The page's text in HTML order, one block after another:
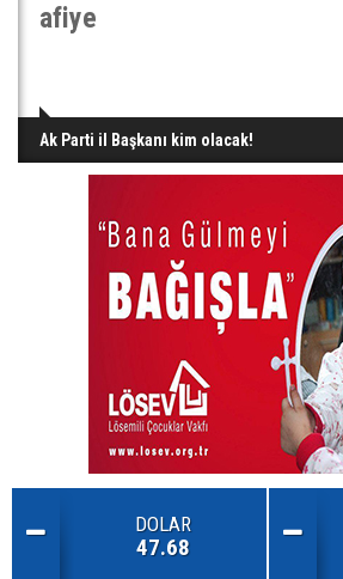
afiye
Ak Parti il Başkanı kim olacak!
DOLAR
47.68